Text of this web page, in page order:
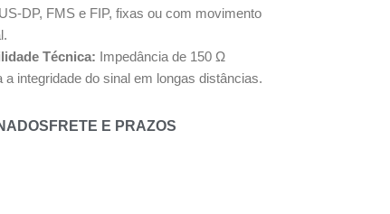
DP, FMS e FIP, fixas ou com movimento
Técnica: Impedância de 150 Ω
a integridade do sinal em longas distâncias.
FRETE E PRAZOS